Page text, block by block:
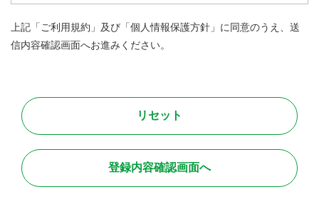
この利用規約の他、当サイトからリンクされた他サイト、また
利用する個別サービスの利用規約（本利用規約では網羅できな
●禁止行為
本サービス利用に関しまして、全てのユーザが法令に則って安
全且つ快適に取引を行って頂くために、以下に定める行為を禁
上記「ご利用規約」及び「個人情報保護方針」に同意のうえ、送
信内容確認画面へお進みください。